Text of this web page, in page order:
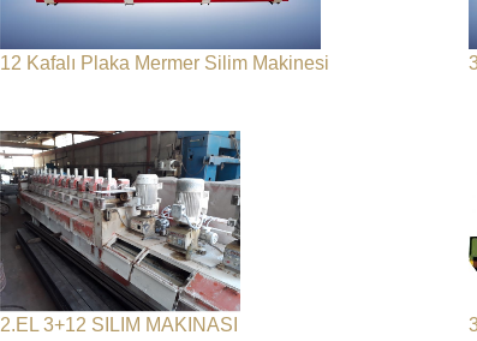
12 Kafalı Plaka Mermer Silim Makinesi
2.EL 3+12 SILIM MAKINASI